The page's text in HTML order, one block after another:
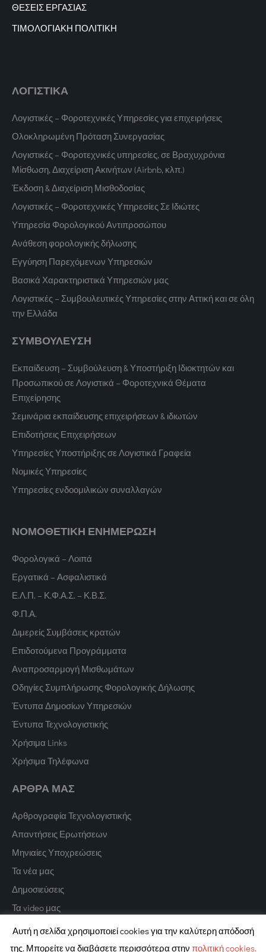
ΘΕΣΕΙΣ ΕΡΓΑΣΙΑΣ
ΤΙΜΟΛΟΓΙΑΚΗ ΠΟΛΙΤΙΚΗ
ΛΟΓΙΣΤΙΚΑ
Λογιστικές – Φοροτεχνικές Υπηρεσίες για επιχειρήσεις
Ολοκληρωμένη Πρόταση Συνεργασίας
Λογιστικές – Φοροτεχνικές υπηρεσίες, σε Βραχυχρόνια
Μίσθωση, Διαχείριση Ακινήτων (Airbnb, κλπ.)
Έκδοση & Διαχείριση Μισθοδοσίας
Λογιστικές – Φοροτεχνικές Υπηρεσίες Σε Ιδιώτες
Υπηρεσία Φορολογικού Αντιπροσώπου
Ανάθεση φορολογικής δήλωσης
Εγγύηση Παρεχόμενων Υπηρεσιών
Βασικά Χαρακτηριστικά Υπηρεσιών μας
Λογιστικές – Συμβουλευτικές Υπηρεσίες στην Αττική και σε όλη
την Ελλάδα
ΣΥΜΒΟΥΛΕΥΣΗ
Εκπαίδευση – Συμβούλευση & Υποστήριξη Ιδιοκτητών και
Προσωπικού σε Λογιστικά – Φοροτεχνικά Θέματα
Επιχείρησης
Σεμινάρια εκπαίδευσης επιχειρήσεων & ιδιωτών
Επιδοτήσεις Επιχειρήσεων
Υπηρεσίες Υποστήριξης σε Λογιστικά Γραφεία
Νομικές Υπηρεσίες
Υπηρεσίες ενδοομιλικών συναλλαγών
ΝΟΜΟΘΕΤΙΚΗ ΕΝΗΜΕΡΩΣΗ
Φορολογικά – Λοιπά
Εργατικά – Ασφαλιστικά
Ε.Λ.Π. – Κ.Φ.Α.Σ. – Κ.Β.Σ.
Φ.Π.Α.
Διμερείς Συμβάσεις κρατών
Επιδοτούμενα Προγράμματα
Αναπροσαρμογή Μισθωμάτων
Οδηγίες Συμπλήρωσης Φορολογικής Δήλωσης
Έντυπα Δημοσίων Υπηρεσιών
Έντυπα Τεχνολογιστικής
Χρήσιμα Links
Χρήσιμα Τηλέφωνα
ΑΡΘΡΑ ΜΑΣ
Αρθρογραφία Τεχνολογιστικής
Απαντήσεις Ερωτήσεων
Μηνιαίες Υποχρεώσεις
Τα νέα μας
Δημοσιεύσεις
Τα video μας
Αυτή η σελίδα χρησιμοποιεί cookies για την καλύτερη απόδοσή
της. Μπορείτε να διαβάσετε περισσότερα στην πολιτική cookies.